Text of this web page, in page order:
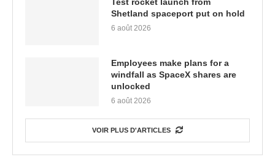
Test rocket launch from
Shetland spaceport put on hold
6 août 2026
Employees make plans for a
windfall as SpaceX shares are
unlocked
6 août 2026
VOIR PLUS D'ARTICLES